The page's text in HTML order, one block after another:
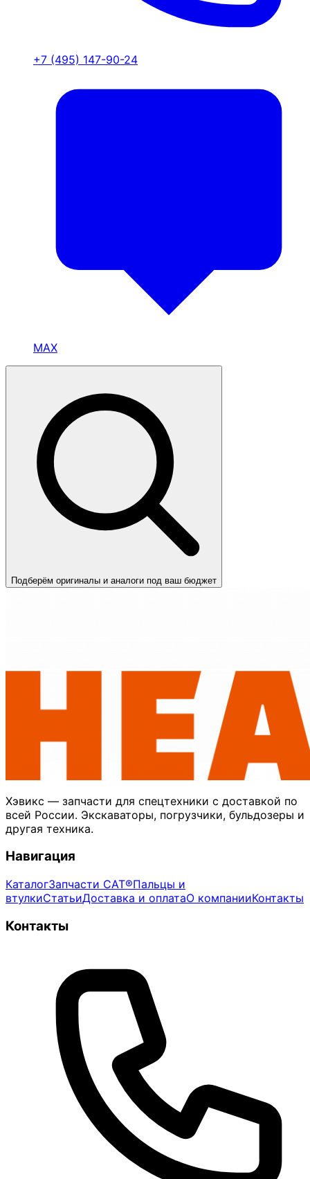
+7 (495) 147-90-24
MAX
Подберём оригиналы и аналоги под ваш бюджет
Хэвикс — запчасти для спецтехники с доставкой по
всей России. Экскаваторы, погрузчики, бульдозеры и
другая техника.
Навигация
КаталогЗапчасти CAT®Пальцы и
втулкиСтатьиДоставка и оплатаО компанииКонтакты
Контакты